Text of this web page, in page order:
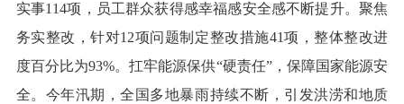
实事114项，员工群众获得感幸福感安全感不断提升。聚焦
务实整改，针对12项问题制定整改措施41项，整体整改进
度百分比为93%。扛牢能源保供“硬责任”，保障国家能源安
全。今年汛期，全国多地暴雨持续不断，引发洪涝和地质